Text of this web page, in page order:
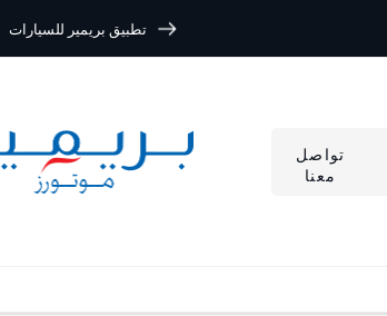
تطبيق بريمير للسيارات
تواصل
معنا